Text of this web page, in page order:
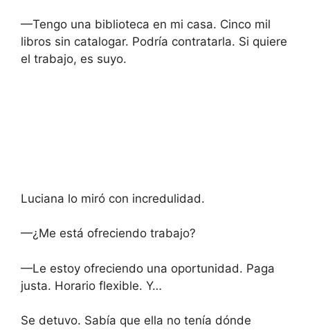
—Tengo una biblioteca en mi casa. Cinco mil
libros sin catalogar. Podría contratarla. Si quiere
el trabajo, es suyo.
Luciana lo miró con incredulidad.
—¿Me está ofreciendo trabajo?
—Le estoy ofreciendo una oportunidad. Paga
justa. Horario flexible. Y…
Se detuvo. Sabía que ella no tenía dónde